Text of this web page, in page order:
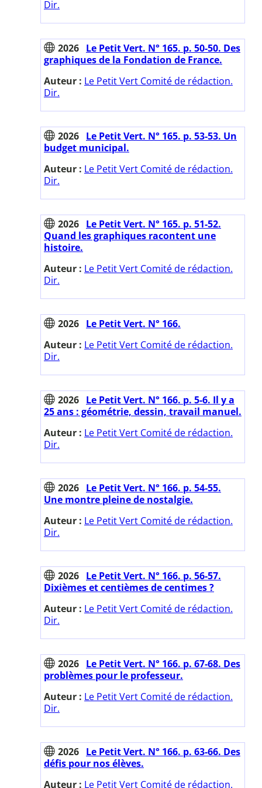
Dir.
2026 Le Petit Vert. N° 165. p. 50-50. Des
graphiques de la Fondation de France.
Auteur : Le Petit Vert Comité de rédaction.
Dir.
2026 Le Petit Vert. N° 165. p. 53-53. Un
budget municipal.
Auteur : Le Petit Vert Comité de rédaction.
Dir.
2026 Le Petit Vert. N° 165. p. 51-52.
Quand les graphiques racontent une
histoire.
Auteur : Le Petit Vert Comité de rédaction.
Dir.
2026 Le Petit Vert. N° 166.
Auteur : Le Petit Vert Comité de rédaction.
Dir.
2026 Le Petit Vert. N° 166. p. 5-6. Il y a
25 ans : géométrie, dessin, travail manuel.
Auteur : Le Petit Vert Comité de rédaction.
Dir.
2026 Le Petit Vert. N° 166. p. 54-55.
Une montre pleine de nostalgie.
Auteur : Le Petit Vert Comité de rédaction.
Dir.
2026 Le Petit Vert. N° 166. p. 56-57.
Dixièmes et centièmes de centimes ?
Auteur : Le Petit Vert Comité de rédaction.
Dir.
2026 Le Petit Vert. N° 166. p. 67-68. Des
problèmes pour le professeur.
Auteur : Le Petit Vert Comité de rédaction.
Dir.
2026 Le Petit Vert. N° 166. p. 63-66. Des
défis pour nos élèves.
Auteur : Le Petit Vert Comité de rédaction.